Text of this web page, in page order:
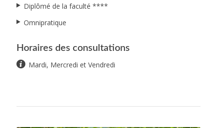
Diplômé de la faculté ****
Omnipratique
Horaires des consultations
Mardi, Mercredi et Vendredi